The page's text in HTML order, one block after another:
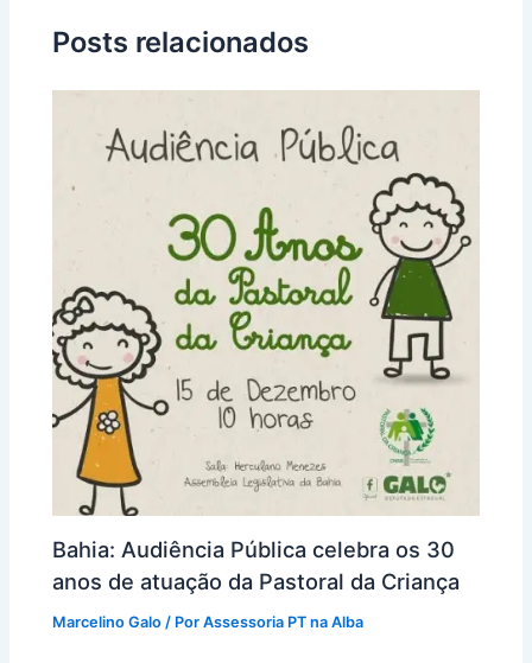
Posts relacionados
Bahia: Audiência Pública celebra os 30
anos de atuação da Pastoral da Criança
Marcelino Galo / PorAssessoria PT na Alba